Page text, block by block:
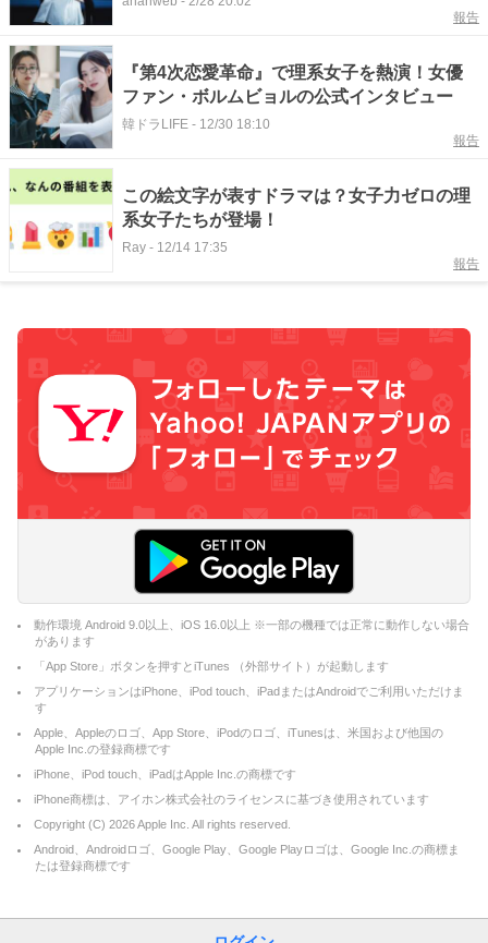
報告
『第4次恋愛革命』で理系女子を熱演！女優
ファン・ボルムビョルの公式インタビュー
韓ドラLIFE - 12/30 18:10
報告
この絵文字が表すドラマは？女子力ゼロの理
系女子たちが登場！
Ray - 12/14 17:35
報告
動作環境 Android 9.0以上、iOS 16.0以上 ※一部の機種では正常に動作しない場合
があります
「App Store」ボタンを押すとiTunes （外部サイト）が起動します
アプリケーションはiPhone、iPod touch、iPadまたはAndroidでご利用いただけま
す
Apple、Appleのロゴ、App Store、iPodのロゴ、iTunesは、米国および他国の
Apple Inc.の登録商標です
iPhone、iPod touch、iPadはApple Inc.の商標です
iPhone商標は、アイホン株式会社のライセンスに基づき使用されています
Copyright (C) 2026Apple Inc. All rights reserved.
Android、Androidロゴ、Google Play、Google Playロゴは、Google Inc.の商標ま
たは登録商標です